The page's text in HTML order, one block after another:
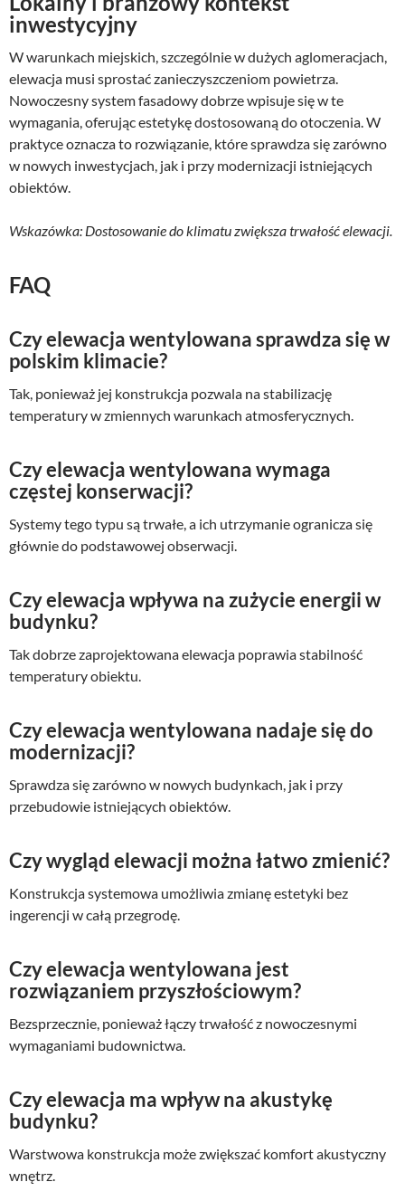
inwestycyjny
W warunkach miejskich, szczególnie w dużych aglomeracjach,
elewacja musi sprostać zanieczyszczeniom powietrza.
Nowoczesny system fasadowy dobrze wpisuje się w te
wymagania, oferując estetykę dostosowaną do otoczenia. W
praktyce oznacza to rozwiązanie, które sprawdza się zarówno
w nowych inwestycjach, jak i przy modernizacji istniejących
obiektów.
Wskazówka: Dostosowanie do klimatu zwiększa trwałość elewacji.
FAQ
Czy elewacja wentylowana sprawdza się w
polskim klimacie?
Tak, ponieważ jej konstrukcja pozwala na stabilizację
temperatury w zmiennych warunkach atmosferycznych.
Czy elewacja wentylowana wymaga
częstej konserwacji?
Systemy tego typu są trwałe, a ich utrzymanie ogranicza się
głównie do podstawowej obserwacji.
Czy elewacja wpływa na zużycie energii w
budynku?
Tak dobrze zaprojektowana elewacja poprawia stabilność
temperatury obiektu.
Czy elewacja wentylowana nadaje się do
modernizacji?
Sprawdza się zarówno w nowych budynkach, jak i przy
przebudowie istniejących obiektów.
Czy wygląd elewacji można łatwo zmienić?
Konstrukcja systemowa umożliwia zmianę estetyki bez
ingerencji w całą przegrodę.
Czy elewacja wentylowana jest
rozwiązaniem przyszłościowym?
Bezsprzecznie, ponieważ łączy trwałość z nowoczesnymi
wymaganiami budownictwa.
Czy elewacja ma wpływ na akustykę
budynku?
Warstwowa konstrukcja może zwiększać komfort akustyczny
wnętrz.